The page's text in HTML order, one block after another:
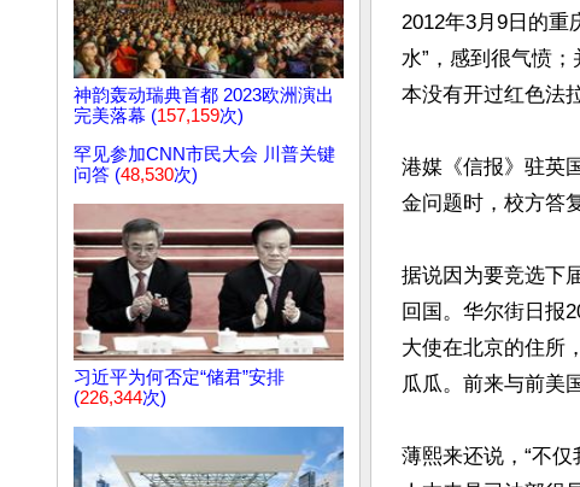
神韵轰动瑞典首都 2023欧洲演出
完美落幕 (157,159次)
罕见参加CNN市民大会 川普关键
问答 (48,530次)
习近平为何否定“储君”安排
(226,344次)
2012年3月9日的重
水”，感到很气愤
本没有开过红色法
港媒《信报》驻英
金问题时，校方答
据说因为要竞选下
回国。华尔街日报
大使在北京的住所
瓜瓜。前来与前美
薄熙来还说，“不